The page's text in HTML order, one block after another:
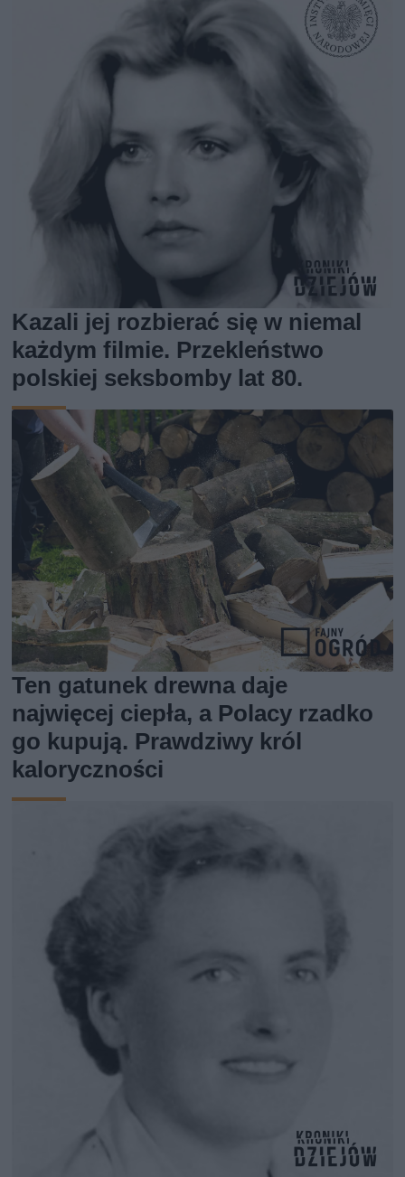
Kazali jej rozbierać się w niemal
każdym filmie. Przekleństwo
polskiej seksbomby lat 80.
Ten gatunek drewna daje
najwięcej ciepła, a Polacy rzadko
go kupują. Prawdziwy król
kaloryczności